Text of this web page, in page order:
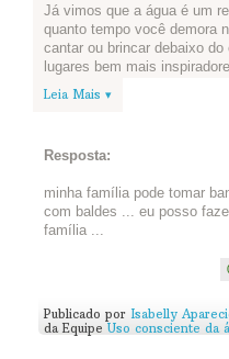
Já vimos que a água é um
quanto tempo você demora
cantar ou brincar debaixo
lugares bem mais
da água e observar
1.Observe o consumo de
encontra maiores gastos
água e converse para ver
água, para utilizar o que
Leia Mais ▾
Resposta:
minha família pode tomar
com baldes ... eu posso
família ...
Publicado por Isabelly
da Equipe Uso consciente da